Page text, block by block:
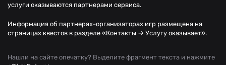
услуги оказываются партнерами сервиса.
Информация об партнерах-организаторах игр размещена на
страницах квестов в разделе «Контакты → Услугу оказывает».
Нашли на сайте опечатку? Выделите фрагмент текста и нажмите